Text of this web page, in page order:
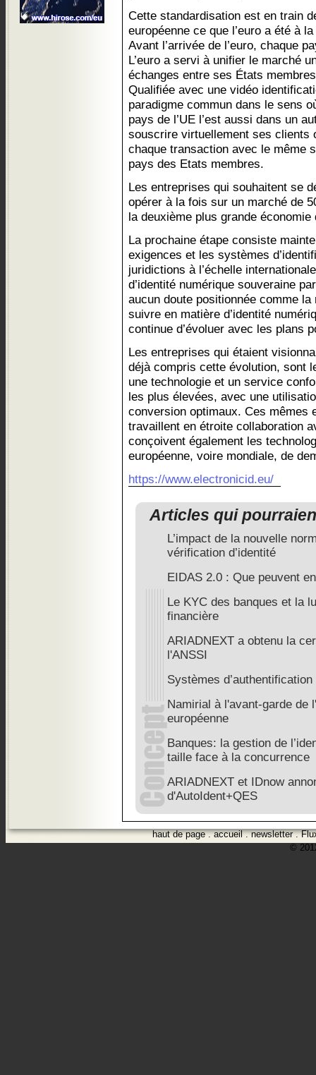
Cette standardisation est en train
européenne ce que l’euro a été à
Avant l’arrivée de l’euro, chaque
L’euro a servi à unifier le marché
échanges entre ses États
Qualifiée avec une vidéo
paradigme commun dans le sens
pays de l’UE l’est aussi dans un
souscrire virtuellement ses clients
chaque transaction avec le même
pays des Etats membres.
Les entreprises qui souhaitent se
opérer à la fois sur un marché de
la deuxième plus grande économie
La prochaine étape consiste
exigences et les systèmes
juridictions à l’échelle
d’identité numérique souveraine
aucun doute positionnée comme
suivre en matière d’identité
continue d’évoluer avec les plans
Les entreprises qui étaient
déjà compris cette évolution, sont
une technologie et un service
les plus élevées, avec une
conversion optimaux. Ces mêmes
travaillent en étroite collaboration
conçoivent également les
européenne, voire mondiale, de
https://www.electronicid.eu/
Articles qui
L’impact de la nouvelle
vérification d’identité
EIDAS 2.0 : Que peuvent
Le KYC des banques et la
financière
ARIADNEXT a obtenu la
l'ANSSI
Systèmes
Namirial à l'avant-garde de
européenne
Banques: la gestion de
taille face à la concurrence
ARIADNEXT et IDnow
d'AutoIdent+QES
haut de page.accueil.newsletter.
©